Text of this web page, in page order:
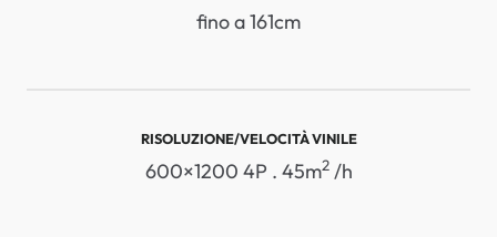
fino a 161cm
RISOLUZIONE/VELOCITÀ VINILE
600×1200 4P . 45m2/h